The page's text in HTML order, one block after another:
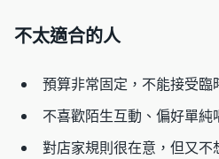
不太適合的人
預算非常固定，不能接受臨
不喜歡陌生互動、偏好單純
對店家規則很在意，但又不